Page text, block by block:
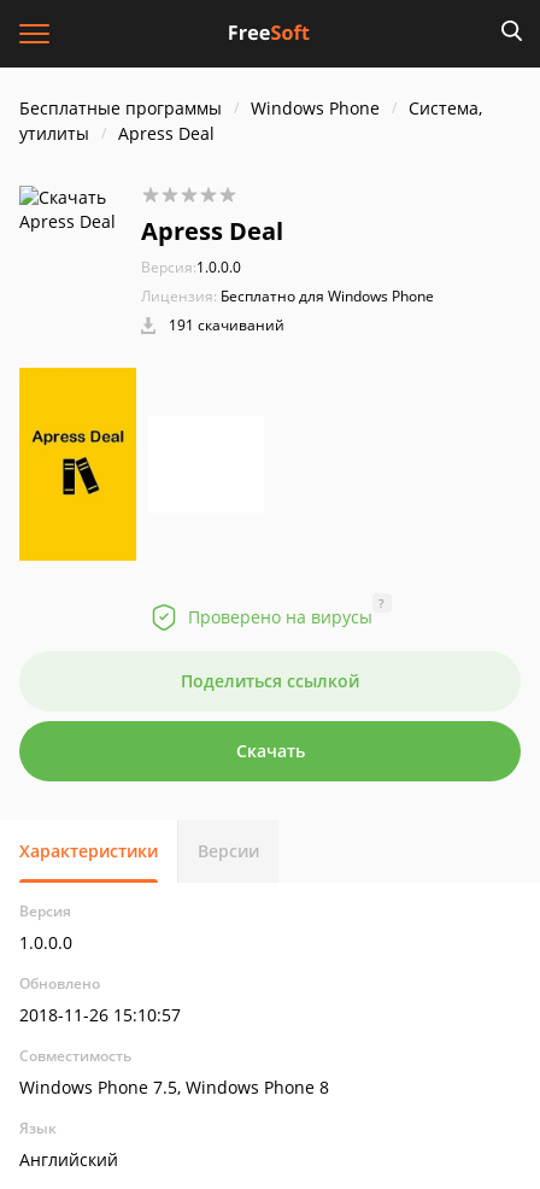
Бесплатные программы Windows Phone
Система,
утилиты
Apress Deal
Apress Deal
Версия:1.0.0.0
Лицензия: Бесплатно для Windows Phone
191 скачиваний
Проверено на вирусы
?
Поделиться ссылкой
Скачать
Характеристики Версии
Версия
1.0.0.0
Обновлено
2018-11-26 15:10:57
Совместимость
Windows Phone 7.5, Windows Phone 8
Язык
Английский